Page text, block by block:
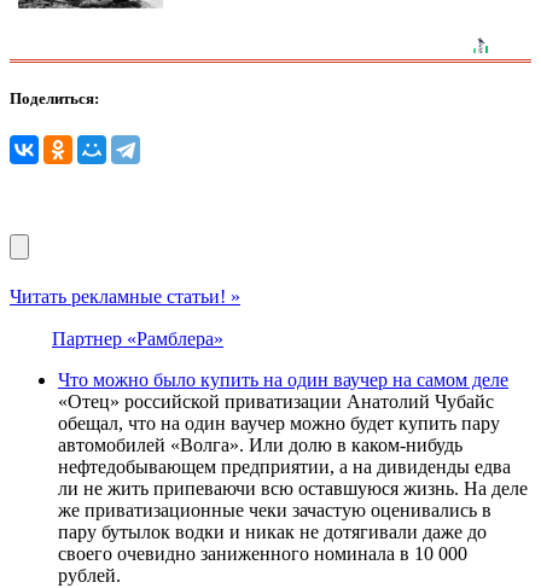
Поделиться:
Читать рекламные статьи! »
Партнер «Рамблера»
Что можно было купить на один ваучер на самом деле
«Отец» российской приватизации Анатолий Чубайс
обещал, что на один ваучер можно будет купить пару
автомобилей «Волга». Или долю в каком-нибудь
нефтедобывающем предприятии, а на дивиденды едва
ли не жить припеваючи всю оставшуюся жизнь. На деле
же приватизационные чеки зачастую оценивались в
пару бутылок водки и никак не дотягивали даже до
своего очевидно заниженного номинала в 10 000
рублей.